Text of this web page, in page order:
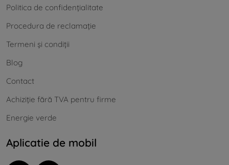
Politica de confidențialitate
Procedura de reclamație
Termeni și condiții
Blog
Contact
Achiziție fără TVA pentru firme
Energie verde
Aplicatie de mobil